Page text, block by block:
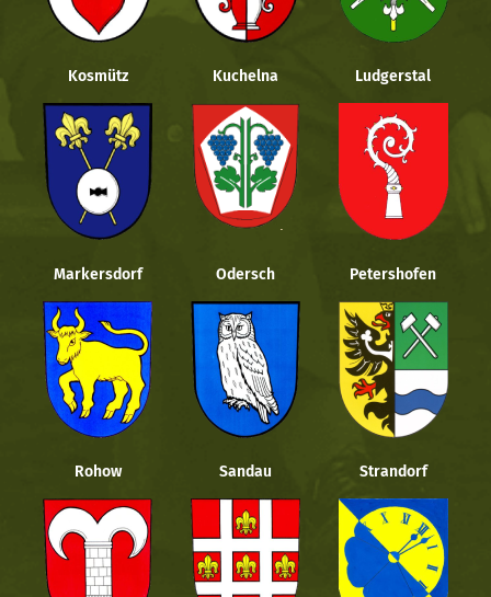
Kosmütz Kuchelna Ludgerstal
Markersdorf Odersch Petershofen
Rohow Sandau Strandorf